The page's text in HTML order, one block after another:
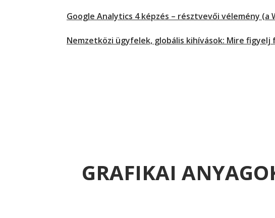
Google Analytics 4 képzés – résztvevői vélemény
Nemzetközi ügyfelek, globális kihívások: Mire
GRAFIKAI